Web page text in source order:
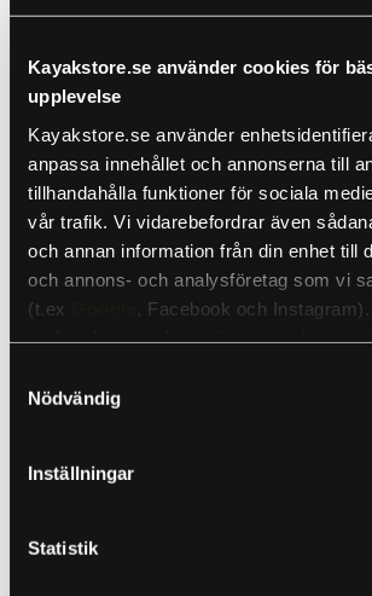
Kayakstore.se använder cookies för
upplevelse
Kayakstore.se använder
anpassa innehållet och annonserna till
tillhandahålla funktioner för sociala
vår trafik. Vi vidarebefordrar även
och annan information från din enhet till
och annons- och analysföretag som vi
(t.ex
, Facebook och
använt deras tjänster. Detta för att skapa
personanpassade annonser
Nödvändig
Inställningar
Statistik
SKU 1000-122
Slutsåld Nuvarande pris
10,950 kr
Kvantitet
Spotter 360 Elektrisk frontmonterad
till hands under fiske med exempelvis
Höghågllfasthets aluminium med unika